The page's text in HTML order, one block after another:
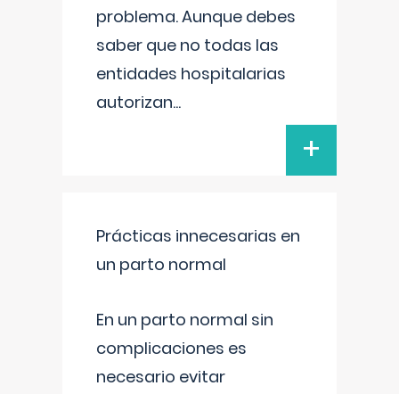
problema. Aunque debes
saber que no todas las
entidades hospitalarias
autorizan...
+
Prácticas innecesarias en
un parto normal
En un parto normal sin
complicaciones es
necesario evitar